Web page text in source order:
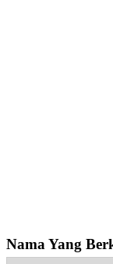
Nama Yang